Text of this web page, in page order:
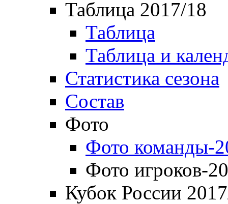
Таблица 2017/18
Таблица
Таблица и
Статистика сезона
Состав
Фото
Фото команды-
Фото игроков-
Кубок России